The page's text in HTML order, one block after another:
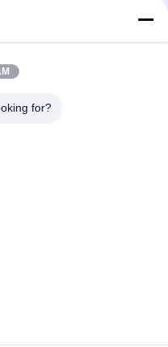
τύπων εμβόλων
for?